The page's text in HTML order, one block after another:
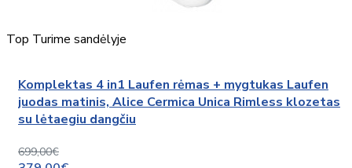
Top Turime sandėlyje
Komplektas 4 in1 Laufen rėmas + mygtukas Laufen
juodas matinis, Alice Cermica Unica Rimless klozetas
su lėtaegiu dangčiu
699,00€